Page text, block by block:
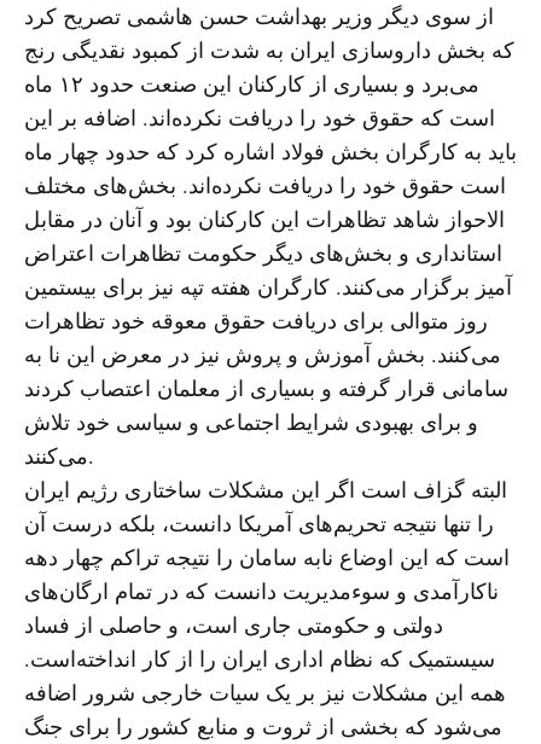
از سوی دیگر وزیر بهداشت حسن هاشمی تصریح کرد
که بخش داروسازی ایران به شدت از کمبود نقدیگی رنج
می‌برد و بسیاری از کارکنان این صنعت حدود ۱۲ ماه
است که حقوق خود را دریافت نکرده‌اند. اضافه بر این
باید به کارگران بخش فولاد اشاره کرد که حدود چهار ماه
است حقوق خود را دریافت نکرده‌اند. بخش‌های مختلف
الاحواز شاهد تظاهرات این کارکنان بود و آنان در مقابل
استانداری و بخش‌های دیگر حکومت تظاهرات اعتراض
آمیز برگزار می‌کنند. کارگران هفته تپه نیز برای بیستمین
روز متوالی برای دریافت حقوق معوقه خود تظاهرات
می‌کنند. بخش آموزش و پروش نیز در معرض این نا به
سامانی قرار گرفته و بسیاری از معلمان اعتصاب کردند
و برای بهبودی شرایط اجتماعی و سیاسی خود تلاش
می‌کنند.
البته گزاف است اگر این مشکلات ساختاری رژیم ایران
را تنها نتیجه تحریم‌های آمریکا دانست، بلکه درست آن
است که این اوضاع نابه سامان را نتیجه تراکم چهار دهه
ناکارآمدی و سوءمدیریت دانست که در تمام ارگان‌های
دولتی و حکومتی جاری است، و حاصلی از فساد
سیستمیک که نظام اداری ایران را از کار انداخته‌است.
همه این مشکلات نیز بر یک سیات خارجی شرور اضافه
می‌شود که بخشی از ثروت و منابع کشور را برای جنگ